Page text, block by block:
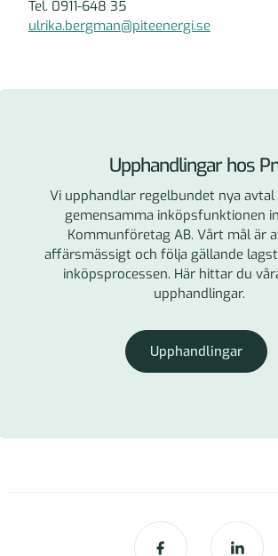
Tel. 0911-648 35
ulrika.bergman@piteenergi.se
Upphandlingar hos
Vi upphandlar regelbundet nya avtal
gemensamma inköpsfunktionen
Kommunföretag AB. Vårt mål är
affärsmässigt och följa gällande
inköpsprocessen. Här hittar du
upphandlingar.
Upphandlingar